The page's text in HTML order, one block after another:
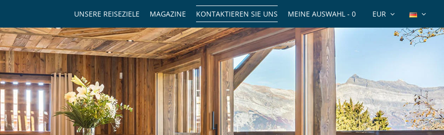
EUR
MEINE AUSWAHL - 0
KONTAKTIEREN SIE UNS
MAGAZINE
UNSERE REISEZIELE